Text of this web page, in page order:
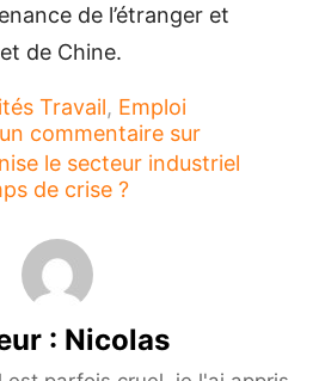
de l’étranger et
de Chine.
Travail, Emploi
commentaire sur
le secteur industriel
de crise ?
: Nicolas